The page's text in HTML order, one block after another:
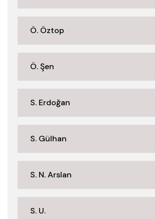
Ö. Öztop
Ö. Şen
S. Erdoğan
S. Gülhan
S. N. Arslan
S. U.